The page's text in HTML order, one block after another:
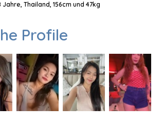
Thailand, 156cm und 47kg
Profile